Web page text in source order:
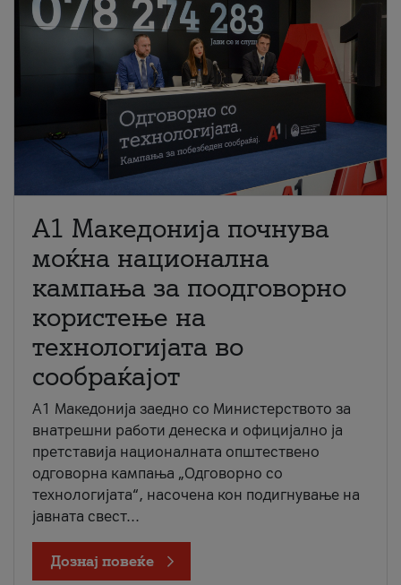
A1 Македонија почнува
моќна национална
кампања за поодговорно
користење на
технологијата во
сообраќајот
A1 Македонија заедно со Министерството за
внатрешни работи денеска и официјално ја
претставија националната општествено
одговорна кампања „Одговорно со
технологијата“, насочена кон подигнување на
јавната свест...
Дознај повеќе